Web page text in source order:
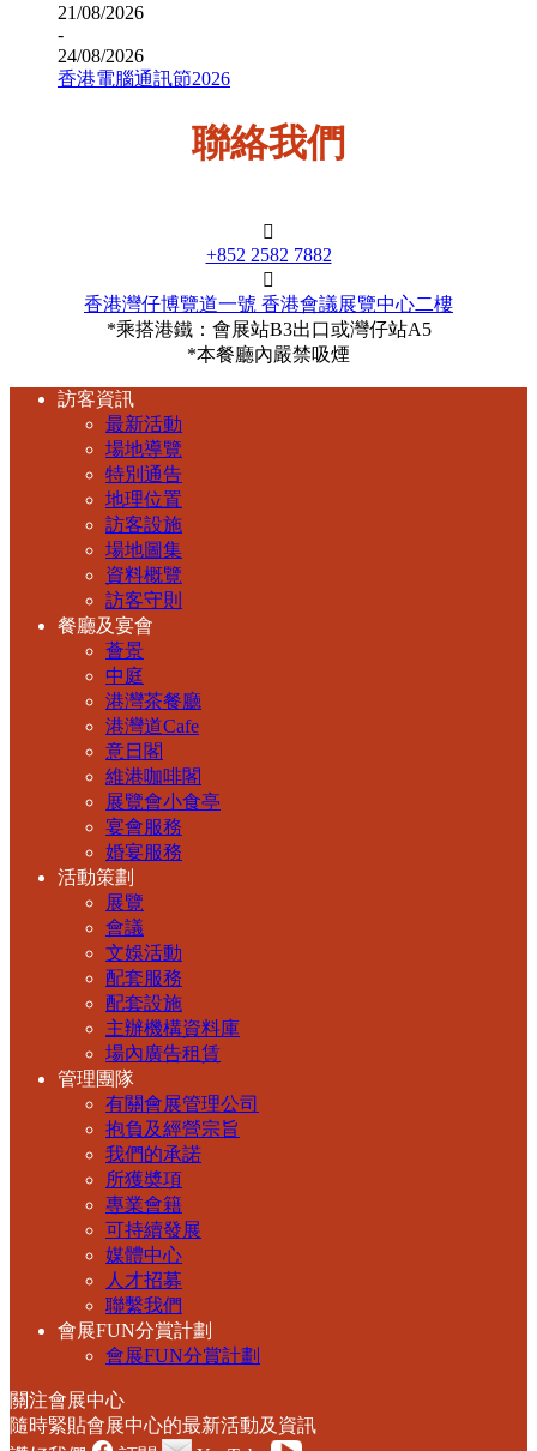
21/08/2026
-
24/08/2026
香港電腦通訊節2026
聯絡我們
+852 2582 7882
香港灣仔博覽道一號 香港會議展覽中心二樓
*乘搭港鐵：會展站B3出口或灣仔站A5
*本餐廳內嚴禁吸煙
訪客資訊
最新活動
場地導覽
特別通告
地理位置
訪客設施
場地圖集
資料概覽
訪客守則
餐廳及宴會
薈景
中庭
港灣茶餐廳
港灣道Cafe
意日閣
維港咖啡閣
展覽會小食亭
宴會服務
婚宴服務
活動策劃
展覽
會議
文娛活動
配套服務
配套設施
主辦機構資料庫
場內廣告租賃
管理團隊
有關會展管理公司
抱負及經營宗旨
我們的承諾
所獲奬項
專業會籍
可持續發展
媒體中心
人才招募
聯繫我們
會展FUN分賞計劃
會展FUN分賞計劃
關注會展中心
隨時緊貼會展中心的最新活動及資訊